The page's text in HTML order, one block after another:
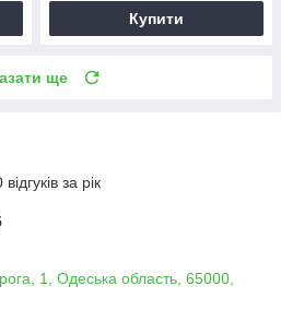
Купити
ще
за рік
1, Одеська область, 65000,